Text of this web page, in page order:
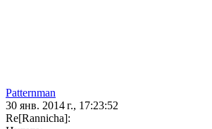
Patternman
30 янв. 2014 г., 17:23:52
Re[Rannicha]: